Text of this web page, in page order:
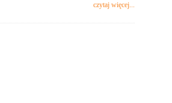
czytaj więcej...